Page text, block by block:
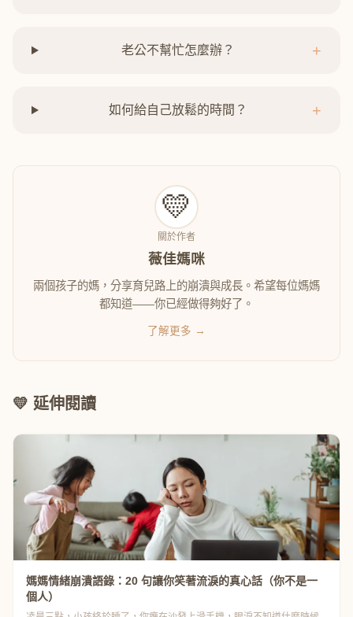
老公不幫忙怎麼辦？ +
如何給自己放鬆的時間？ +
💛
關於作者
薇佳媽咪
兩個孩子的媽，分享育兒路上的崩潰與成長。希望每位媽媽
都知道——你已經做得夠好了。
了解更多 →
💛 延伸閱讀
媽媽情緒崩潰語錄：20 句讓你笑著流淚的真心話（你不是一
個人）